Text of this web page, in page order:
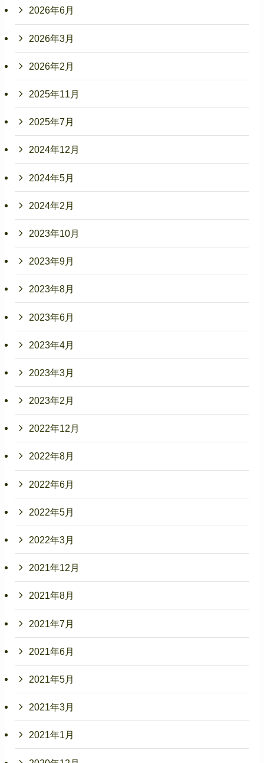
2026年6月
2026年3月
2026年2月
2025年11月
2025年7月
2024年12月
2024年5月
2024年2月
2023年10月
2023年9月
2023年8月
2023年6月
2023年4月
2023年3月
2023年2月
2022年12月
2022年8月
2022年6月
2022年5月
2022年3月
2021年12月
2021年8月
2021年7月
2021年6月
2021年5月
2021年3月
2021年1月